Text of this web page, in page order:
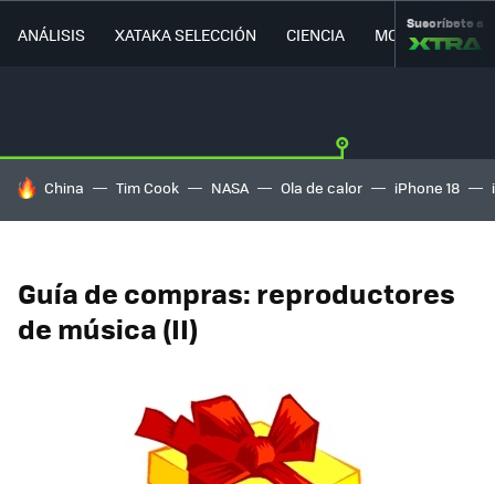
ANÁLISIS XATAKA SELECCIÓN CIENCIA MOVILIDAD
Suscríbete a
HOY SE HABLA DE
China Tim Cook NASA Ola de calor iPhone 18
Guía de compras: reproductores
de música (II)